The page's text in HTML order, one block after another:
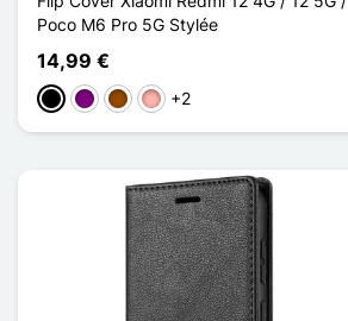
Poco M6 Pro 5G Stylée
14,99 €
MustaVioletRuskeaOr Rose
+2